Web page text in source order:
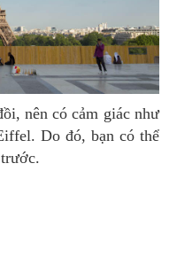
Do đó, bạn có thể